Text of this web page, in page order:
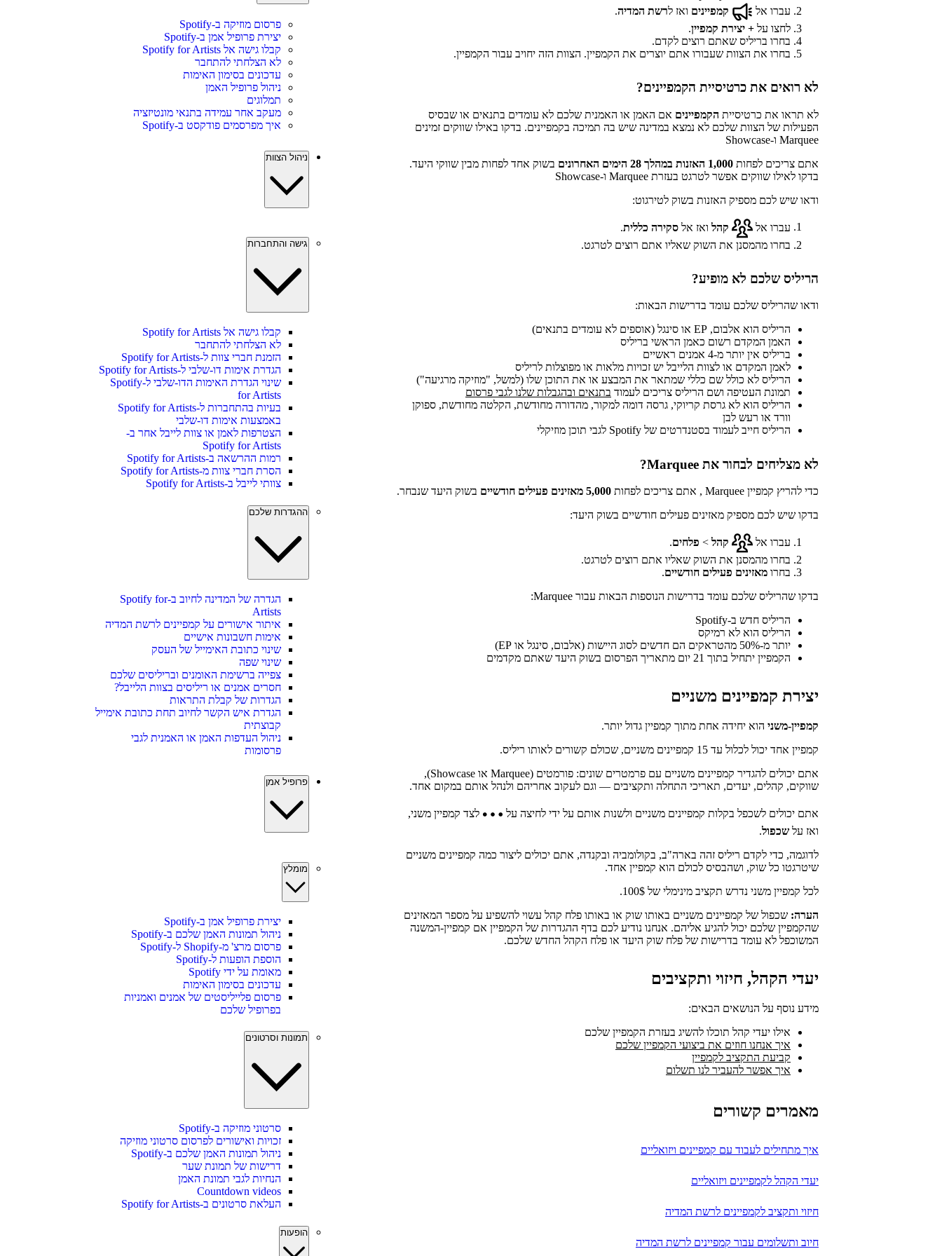
עברו אל
קמפיינים ואז לרשת המדיה.
לחצו על + יצירת קמפיין.
בחרו בריליס שאתם רוצים לקדם.
בחרו את הצוות שעבורו אתם יוצרים את הקמפיין. הצוות הזה יחויב עבור הקמפיין.
לא רואים את כרטיסיית הקמפיינים?
לא תראו את כרטיסיית הקמפיינים אם האמן או האמנית שלכם לא עומדים בתנאים או שבסיס
הפעילות של הצוות שלכם לא נמצא במדינה שיש בה תמיכה בקמפיינים. בדקו באילו שווקים זמינים
Marquee ו-Showcase
אתם צריכים לפחות 1,000 האזנות במהלך 28 הימים האחרונים
בשוק אחד לפחות מבין שווקי היעד.
בדקו לאילו שווקים אפשר לטרגט בעזרת Marquee ו-Showcase
ודאו שיש לכם מספיק האזנות בשוק לטירגוט:
עברו אל קהל ואז אל סקירה כללית
בחרו מהמסנן את השוק שאליו אתם רוצים לטרגט.
הריליס שלכם לא מופיע?
ודאו שהריליס שלכם עומד בדרישות הבאות:
הריליס הוא אלבום, EP או סינגל (אוספים לא עומדים בתנאים)
האמן המקדם רשום כאמן הראשי בריליס
בריליס אין יותר מ-4 אמנים ראשיים
לאמן המקדם או לצוות הלייבל יש זכויות מלאות או מפוצלות לריליס
הריליס לא כולל שם כללי שמתאר את המבצע או את התוכן שלו (למשל, "מוזיקה מרגיעה")
תמונת העטיפה ושם הריליס צריכים לעמוד בתנאים ובהגבלות שלנו לגבי פרסום
הריליס הוא לא גרסת קריוקי, גרסה דומה למקור, מהדורה מחודשת, הקלטה מחודשת, ספוקן
וורד או רעש לבן
הריליס חייב לעמוד בסטנדרטים של Spotify לגבי תוכן מוזיקלי
לא מצליחים לבחור את Marquee?
כדי להריץ קמפיין Marquee , אתם צריכים לפחות 5,000 מאזינים פעילים חודשיים
בשוק היעד שנבחר.
בדקו שיש לכם מספיק מאזינים פעילים חודשיים בשוק היעד:
עברו אל קהל > פלחים.
בחרו מהמסנן את השוק שאליו אתם רוצים לטרגט.
בחרו מאזינים פעילים חודשיים.
בדקו שהריליס שלכם עומד בדרישות הנוספות הבאות עבור Marquee:
הריליס חדש ב-Spotify
הריליס הוא לא רמיקס
יותר מ-50% מהטראקים הם חדשים לסוג היישות (אלבום, סינגל או EP)
הקמפיין יתחיל בתוך 21 יום מתאריך הפרסום בשוק היעד שאתם מקדמים
יצירת קמפיינים משניים
קמפיין-משני הוא יחידה אחת מתוך קמפיין גדול יותר.
קמפיין אחד יכול לכלול עד 15 קמפיינים משניים, שכולם קשורים לאותו ריליס.
אתם יכולים להגדיר קמפיינים משניים עם פרמטרים שונים: פורמטים (Marquee או Showcase),
שווקים, קהלים, יעדים, תאריכי התחלה ותקציבים — וגם לעקוב אחריהם ולנהל אותם במקום אחד.
אתם יכולים לשכפל בקלות קמפיינים משניים ולשנות אותם על ידי לחיצה על
לצד קמפיין משני,
ואז על שכפול.
לדוגמה, כדי לקדם ריליס זהה בארה"ב, בקולומביה ובקנדה, אתם יכולים ליצור כמה קמפיינים משניים
שיטרגטו כל שוק, ושהבסיס לכולם הוא קמפיין אחד.
לכל קמפיין משני נדרש תקציב מינימלי של 100$.
הערה: שכפול של קמפיינים משניים באותו שוק או באותו פלח קהל עשוי להשפיע על מספר המאזינים
שהקמפיין שלכם יכול להגיע אליהם. אנחנו נודיע לכם בדף ההגדרות של הקמפיין אם קמפיין-המשנה
המשוכפל לא עומד בדרישות של פלח שוק היעד או פלח הקהל החדש שלכם.
יעדי הקהל, חיזוי ותקציבים
מידע נוסף על הנושאים הבאים:
אילו יעדי קהל תוכלו להשיג בעזרת הקמפיין שלכם
איך אנחנו חוזים את ביצועי הקמפיין שלכם
קביעת התקציב לקמפיין
איך אפשר להעביר לנו תשלום
מאמרים קשורים
איך מתחילים לעבוד עם קמפיינים ויזואליים
יעדי הקהל לקמפיינים ויזואליים
חיזוי ותקציב לקמפיינים לרשת המדיה
חיוב ותשלומים עבור קמפיינים לרשת המדיה
פרסום מוזיקה ב-Spotify
יצירת פרופיל אמן ב-Spotify
קבלו גישה אל Spotify for Artists
לא הצלחתי להתחבר
עדכונים בסימון האימות
ניהול פרופיל האמן
תמלוגים
מעקב אחר עמידה בתנאי מונטיזציה
איך מפרסמים פודקסט ב-Spotify
ניהול הצוות
גישה והתחברות
קבלו גישה אל Spotify for Artists
לא הצלחתי להתחבר
הזמנת חברי צוות ל-Spotify for Artists
הגדרת אימות דו-שלבי ל-Spotify for Artists
שינוי הגדרת האימות הדו-שלבי ל-Spotify
for Artists
בעיות בהתחברות ל-Spotify for Artists
באמצעות אימות דו-שלבי
הצטרפות לאמן או צוות לייבל אחר ב-
Spotify for Artists
רמות ההרשאה ב-Spotify for Artists
הסרת חברי צוות מ-Spotify for Artists
צוותי לייבל ב-Spotify for Artists
ההגדרות שלכם
הגדרה של המדינה לחיוב ב-Spotify for
Artists
איתור אישורים על קמפיינים לרשת המדיה
אימות חשבונות אישיים
שינוי כתובת האימייל של העסק
שינוי שפה
צפייה ברשימת האומנים ובריליסים שלכם
חסרים אמנים או ריליסים בצוות הלייבל?
הגדרות של קבלת התראות
הגדרת איש הקשר לחיוב תחת כתובת אימייל
קבוצתית
ניהול העדפות האמן או האמנית לגבי
פרסומות
פרופיל אמן
מומלץ
יצירת פרופיל אמן ב-Spotify
ניהול תמונות האמן שלכם ב-Spotify
פרסום מרצ' מ-Shopify ל-Spotify
הוספת הופעות ל-Spotify
מאומת על ידי Spotify
עדכונים בסימון האימות
פרסום פלייליסטים של אמנים ואמניות
בפרופיל שלכם
תמונות וסרטונים
סרטוני מוזיקה ב-Spotify
זכויות ואישורים לפרסום סרטוני מוזיקה
ניהול תמונות האמן שלכם ב-Spotify
דרישות של תמונת שער
הנחיות לגבי תמונת האמן
Countdown videos
העלאת סרטונים ב-Spotify for Artists
הופעות